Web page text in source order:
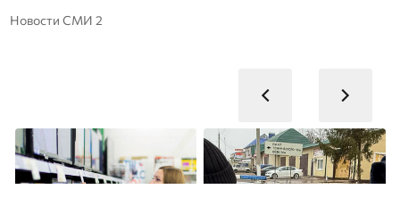
Новости СМИ 2